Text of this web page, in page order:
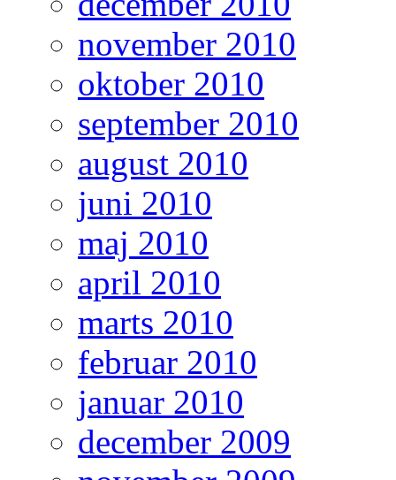
november 2010
oktober 2010
september 2010
august 2010
juni 2010
maj 2010
april 2010
marts 2010
februar 2010
januar 2010
december 2009